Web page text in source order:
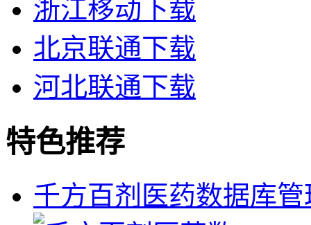
浙江移动下载
北京联通下载
河北联通下载
特色推荐
千方百剂医药数据库管